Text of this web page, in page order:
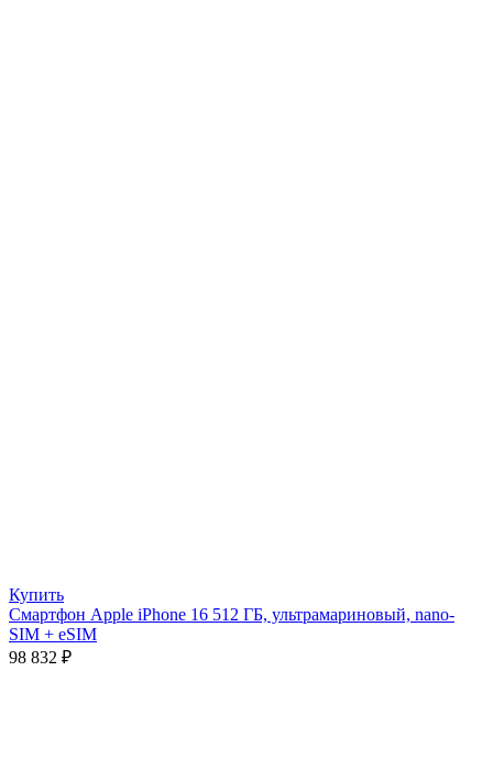
Купить
Смартфон Apple iPhone 16 512 ГБ, ультрамариновый, nano-
SIM + eSIM
98 832 ₽